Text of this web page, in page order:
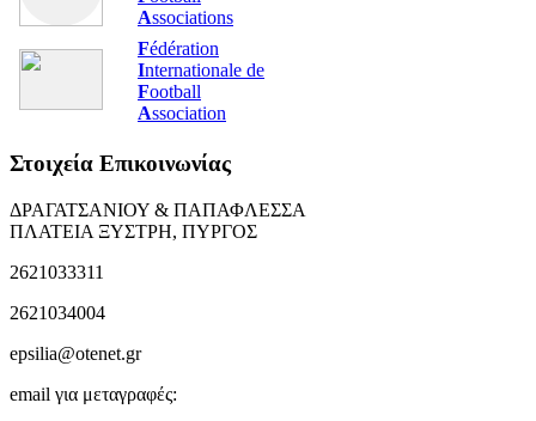
Associations
Fédération
Internationale de
Football
Association
Στοιχεία Επικοινωνίας
ΔΡΑΓΑΤΣΑΝΙΟΥ & ΠΑΠΑΦΛΕΣΣΑ
ΠΛΑΤΕΙΑ ΞΥΣΤΡΗ, ΠΥΡΓΟΣ
2621033311
2621034004
epsilia@otenet.gr
email για μεταγραφές: